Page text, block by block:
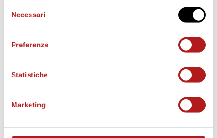
delNecessari
Preferenze
Statistiche
Marketing
AS CITTADELLA STORE